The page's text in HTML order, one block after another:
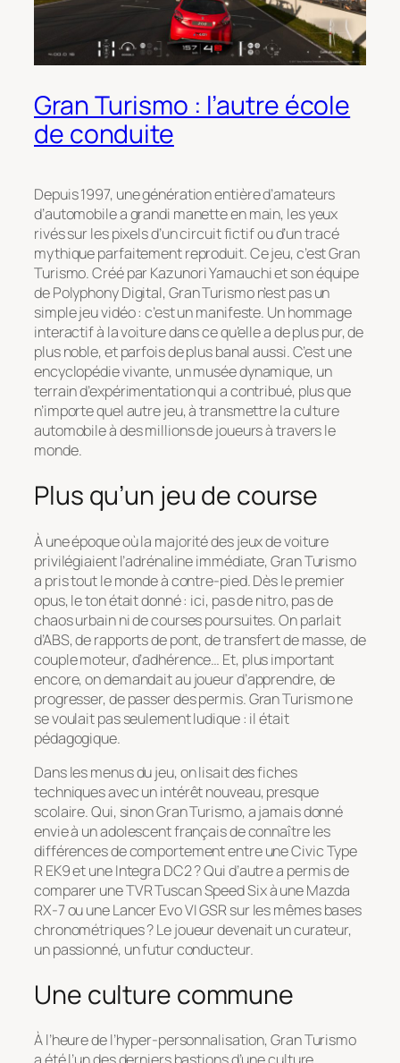
Gran Turismo : l’autre école
de conduite
Depuis 1997, une génération entière d’amateurs
d’automobile a grandi manette en main, les yeux
rivés sur les pixels d’un circuit fictif ou d’un tracé
mythique parfaitement reproduit. Ce jeu, c’estGran
Turismo. Créé par Kazunori Yamauchi et son équipe
de Polyphony Digital,Gran Turismon’est pas un
simple jeu vidéo : c’est un manifeste. Un hommage
interactif à la voiture dans ce qu’elle a de plus pur, de
plus noble, et parfois de plus banal aussi. C’est une
encyclopédie vivante, un musée dynamique, un
terrain d’expérimentation qui a contribué, plus que
n’importe quel autre jeu, à transmettre la culture
automobile à des millions de joueurs à travers le
monde.
Plus qu’un jeu de course
À une époque où la majorité des jeux de voiture
privilégiaient l’adrénaline immédiate,Gran Turismo
a pris tout le monde à contre-pied. Dès le premier
opus, le ton était donné : ici, pas de nitro, pas de
chaos urbain ni de courses poursuites. On parlait
d’ABS, de rapports de pont, de transfert de masse, de
couple moteur, d’adhérence… Et, plus important
encore, on demandait au joueur d’apprendre, de
progresser, de passer des permis.Gran Turismone
se voulait pas seulement ludique : il était
pédagogique.
Dans les menus du jeu, on lisait des fiches
techniques avec un intérêt nouveau, presque
scolaire. Qui, sinonGran Turismo, a jamais donné
envie à un adolescent français de connaître les
différences de comportement entre une Civic Type
R EK9 et une Integra DC2 ? Qui d’autre a permis de
comparer une TVR Tuscan Speed Six à une Mazda
RX-7 ou une Lancer Evo VI GSR sur les mêmes bases
chronométriques ? Le joueur devenait un curateur,
un passionné, un futur conducteur.
Une culture commune
À l’heure de l’hyper-personnalisation,Gran Turismo